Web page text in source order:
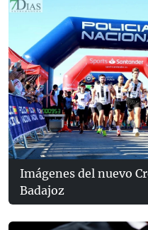
Imágenes del nuevo
Badajoz